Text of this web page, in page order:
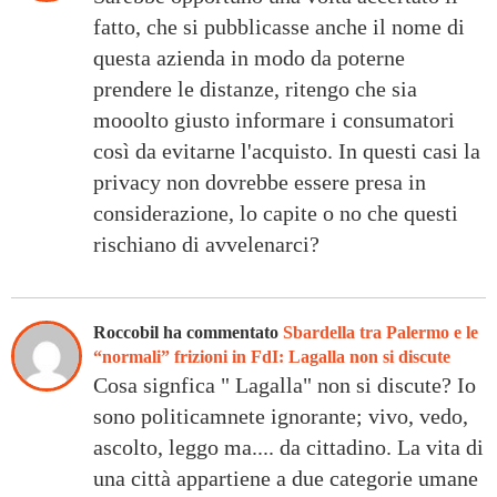
fatto, che si pubblicasse anche il nome di
questa azienda in modo da poterne
prendere le distanze, ritengo che sia
mooolto giusto informare i consumatori
così da evitarne l'acquisto. In questi casi la
privacy non dovrebbe essere presa in
considerazione, lo capite o no che questi
rischiano di avvelenarci?
Roccobil ha commentato Sbardella tra Palermo e le
“normali” frizioni in FdI: Lagalla non si discute
Cosa signfica " Lagalla" non si discute? Io
sono politicamnete ignorante; vivo, vedo,
ascolto, leggo ma.... da cittadino. La vita di
una città appartiene a due categorie umane